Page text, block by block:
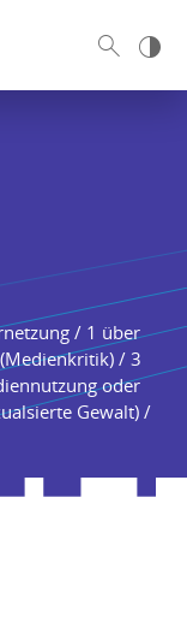
/ 1 über
/ 3
oder
Gewalt) /